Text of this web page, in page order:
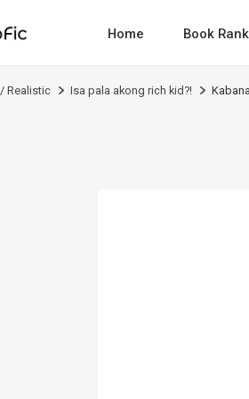
Home Book
Realistic Isa pala akong rich kid?!